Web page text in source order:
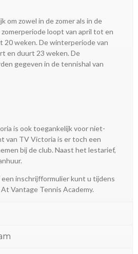
om zowel in de zomer als in de
loopt van april tot en
20 weken. De winterperiode van
en duurt 23 weken. De
gegeven in de tennishal van
is ook toegankelijk voor niet-
van TV Victoria is er toch een
bij de club. Naast het lestarief,
inschrijfformulier kunt u tijdens
Vantage Tennis Academy.